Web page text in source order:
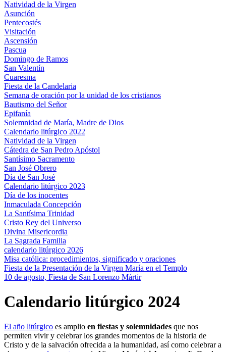
Natividad de la Virgen
Asunción
Pentecostés
Visitación
Ascensión
Pascua
Domingo de Ramos
San Valentín
Cuaresma
Fiesta de la Candelaria
Semana de oración por la unidad de los cristianos
Bautismo del Señor
Epifanía
Solemnidad de María, Madre de Dios
Calendario litúrgico 2022
Natividad de la Virgen
Cátedra de San Pedro Apóstol
Santísimo Sacramento
San José Obrero
Día de San José
Calendario litúrgico 2023
Día de los inocentes
Inmaculada Concepción
La Santísima Trinidad
Cristo Rey del Universo
Divina Misericordia
La Sagrada Familia
calendario litúrgico 2026
Misa católica: procedimientos, significado y oraciones
Fiesta de la Presentación de la Virgen María en el Templo
10 de agosto, Fiesta de San Lorenzo Mártir
Calendario litúrgico 2024
El año litúrgico es amplio en fiestas y solemnidades que nos
permiten vivir y celebrar los grandes momentos de la historia de
Cristo y de la salvación ofrecida a la humanidad, así como celebrar a